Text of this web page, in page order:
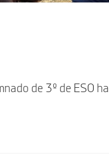
de 3º de ESO ha